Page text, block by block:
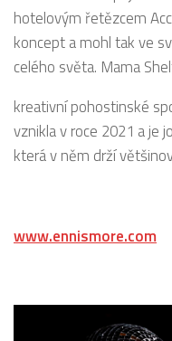
hotelovým řetězcem
koncept a mohl tak ve
celého světa. Mama
kreativní pohostinské
vznikla v roce 2021 a je
která v něm drží
www.ennismore.com